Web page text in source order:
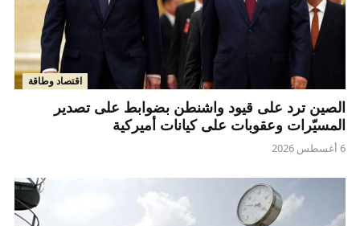
اقتصاد وطاقة
الصين ترد على قيود واشنطن بضوابط على تصدير
المسيّرات وعقوبات على كيانات أميركية
6 أغسطس 2026